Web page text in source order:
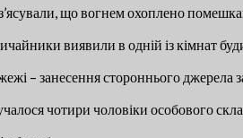
що вогнем охоплено
виявили в одній із кімнат
– занесення стороннього джерела
чотири чоловіки особового